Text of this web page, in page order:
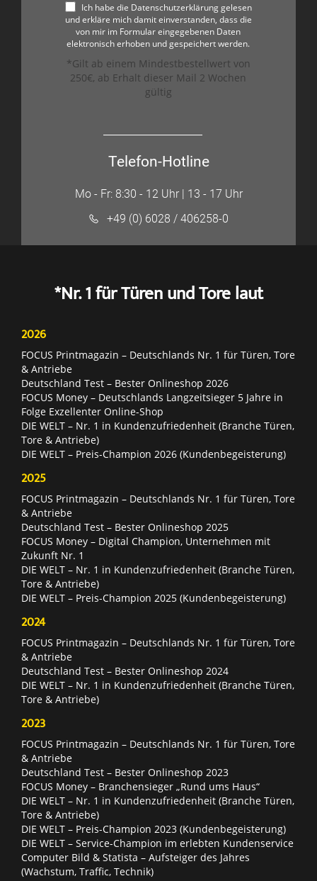
Ich habe die Datenschutzerklärung gelesen
und erkläre mich damit einverstanden, dass die
von mir im Formular eingegebenen Daten
elektronisch erhoben und gespeichert werden.
*Gilt ab einem Mindestbestellwert von
250€, ab Erhalt dieser Mail 2 Wochen
gültig
Telefon-Hotline
Mo - Fr: 8:30 - 12 Uhr | 13 - 17 Uhr
+49 (0) 6028 / 406258-0
*Nr. 1 für Türen und Tore laut
2026
FOCUS Printmagazin – Deutschlands Nr. 1 für Türen, Tore
& Antriebe
Deutschland Test – Bester Onlineshop 2026
FOCUS Money – Deutschlands Langzeitsieger 5 Jahre in
Folge Exzellenter Online-Shop
DIE WELT – Nr. 1 in Kundenzufriedenheit (Branche Türen,
Tore & Antriebe)
DIE WELT – Preis-Champion 2026 (Kundenbegeisterung)
2025
FOCUS Printmagazin – Deutschlands Nr. 1 für Türen, Tore
& Antriebe
Deutschland Test – Bester Onlineshop 2025
FOCUS Money – Digital Champion, Unternehmen mit
Zukunft Nr. 1
DIE WELT – Nr. 1 in Kundenzufriedenheit (Branche Türen,
Tore & Antriebe)
DIE WELT – Preis-Champion 2025 (Kundenbegeisterung)
2024
FOCUS Printmagazin – Deutschlands Nr. 1 für Türen, Tore
& Antriebe
Deutschland Test – Bester Onlineshop 2024
DIE WELT – Nr. 1 in Kundenzufriedenheit (Branche Türen,
Tore & Antriebe)
2023
FOCUS Printmagazin – Deutschlands Nr. 1 für Türen, Tore
& Antriebe
Deutschland Test – Bester Onlineshop 2023
FOCUS Money – Branchensieger „Rund ums Haus“
DIE WELT – Nr. 1 in Kundenzufriedenheit (Branche Türen,
Tore & Antriebe)
DIE WELT – Preis-Champion 2023 (Kundenbegeisterung)
DIE WELT – Service-Champion im erlebten Kundenservice
Computer Bild & Statista – Aufsteiger des Jahres
(Wachstum, Traffic, Technik)